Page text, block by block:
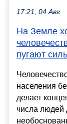
17:21, 04 Авг
На Земле
пугают
населения
делает
числа людей